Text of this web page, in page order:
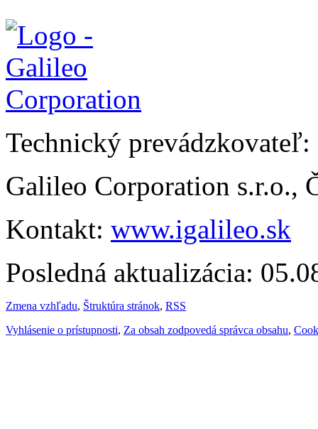
Technický prevádzkovateľ:
Galileo Corporation s.r.o.,
Kontakt: www.igalileo.sk
Posledná aktualizácia:
Zmena vzhľadu, Štruktúra stránok, RSS
Vyhlásenie o prístupnosti, Za obsah zodpovedá správca obsahu,